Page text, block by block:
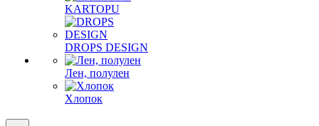
KАRTOPU
DROPS DЕSIGN
Лен, полулен
Хлопок